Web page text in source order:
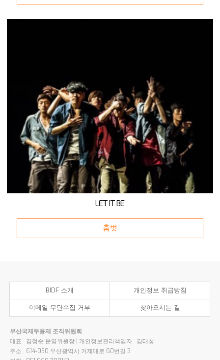
LET IT BE
춤벗
BIDF 소개 개인정보 취급방침
이메일 무단수집 거부 찾아오시는 길
부산국제무용제 조직위원회
대표 : 김정순 운영위원장 | 개인정보관리책임자 : 김태성
주소 : 614-050 부산광역시 거제대로 60번길 3